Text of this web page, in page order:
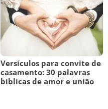
Versículos para convite de
casamento: 30 palavras
bíblicas de amor e união